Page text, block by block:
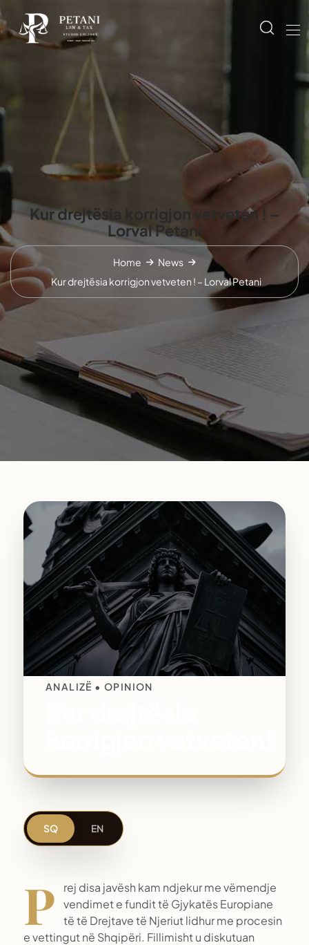
Kur drejtësia korrigjon vetveten ! –
Lorval Petani
Home
News
Kur drejtësia korrigjon vetveten ! – Lorval Petani
ANALIZË • OPINION
SQ EN
P
rej disa javësh kam ndjekur me vëmendje
vendimet e fundit të Gjykatës Europiane
të të Drejtave të Njeriut lidhur me procesin
e vettingut në Shqipëri. Fillimisht u diskutuan